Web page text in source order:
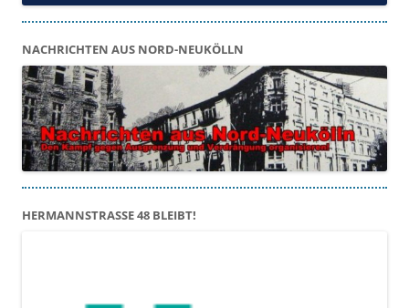
NACHRICHTEN AUS NORD-NEUKÖLLN
HERMANNSTRASSE 48 BLEIBT!